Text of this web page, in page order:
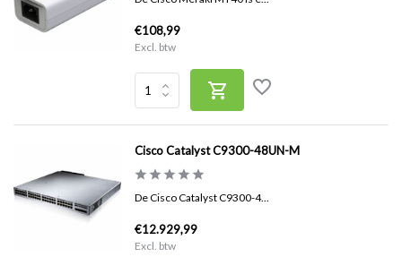
€108,99
Excl. btw
Cisco Catalyst C9300-48UN-M
De Cisco Catalyst C9300-4...
€12.929,99
Excl. btw